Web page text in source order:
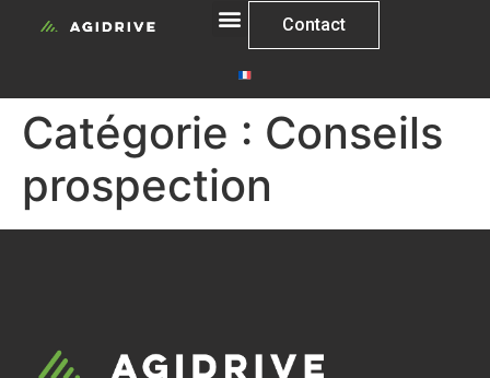
Contact
Catégorie : Conseils
prospection